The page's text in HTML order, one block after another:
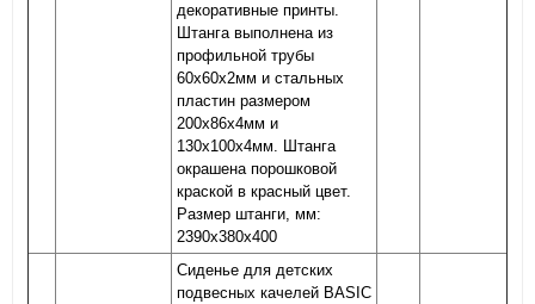
декоративные принты.
Штанга выполнена из
профильной трубы
60х60х2мм и стальных
пластин размером
200х86х4мм и
130х100х4мм. Штанга
окрашена порошковой
краской в красный цвет.
Размер штанги, мм:
2390х380х400
Сиденье для детских
подвесных качелей BASIC